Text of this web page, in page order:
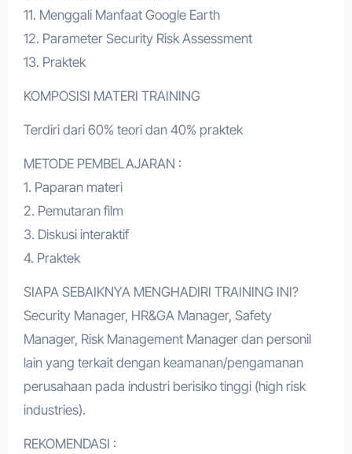
11. Menggali Manfaat Google Earth
12. Parameter Security Risk Assessment
13. Praktek
KOMPOSISI MATERI TRAINING
Terdiri dari 60% teori dan 40% praktek
METODE PEMBELAJARAN :
1. Paparan materi
2. Pemutaran film
3. Diskusi interaktif
4. Praktek
SIAPA SEBAIKNYA MENGHADIRI TRAINING INI?
Security Manager, HR&GA Manager, Safety
Manager, Risk Management Manager dan personil
lain yang terkait dengan keamanan/pengamanan
perusahaan pada industri berisiko tinggi (high risk
industries).
REKOMENDASI :